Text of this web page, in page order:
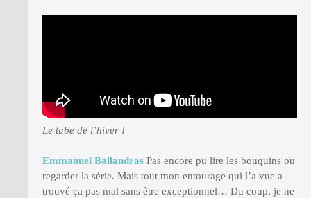
Le tube de l’hiver !
Emmanuel Ballandras Pas encore pu lire les bouquins ou
regarder la série. Mais tout mon entourage qui l’a vue a
trouvé ça pas mal sans être exceptionnel… Du coup, je ne